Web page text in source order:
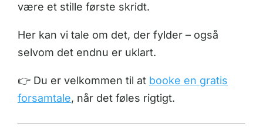
være et stille første skridt.
Her kan vi tale om det, der fylder – også
selvom det endnu er uklart.
👉 Du er velkommen til at booke en gratis
forsamtale, når det føles rigtigt.